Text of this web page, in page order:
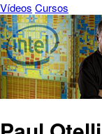
Vídeos Cursos